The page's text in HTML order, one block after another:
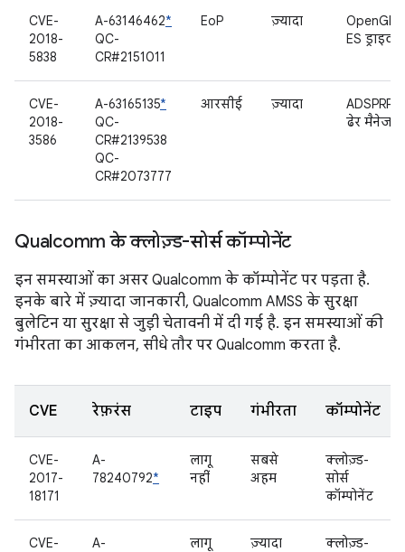
CVE-
2018-
5838
A-63146462*
QC-
CR#2151011
EoP ज़्यादा
OpenGL
ES ड्राइवर
CVE-
2018-
3586
A-63165135*
QC-
CR#2139538
QC-
CR#2073777
आरसीई ज़्यादा
ADSPRPC
ढेर मैनेजर
Qualcomm के क्लोज़्ड-सोर्स कॉम्पोनेंट
इन समस्याओं का असर Qualcomm के कॉम्पोनेंट पर पड़ता है.
इनके बारे में ज़्यादा जानकारी, Qualcomm AMSS के सुरक्षा
बुलेटिन या सुरक्षा से जुड़ी चेतावनी में दी गई है. इन समस्याओं की
गंभीरता का आकलन, सीधे तौर पर Qualcomm करता है.
CVE रेफ़रंस टाइप गंभीरता कॉम्पोनेंट
CVE-
2017-
18171
A-
78240792*
लागू
नहीं
सबसे
अहम
क्लोज़्ड-
सोर्स
कॉम्पोनेंट
CVE-
A-
लागू
ज़्यादा
क्लोज़्ड-